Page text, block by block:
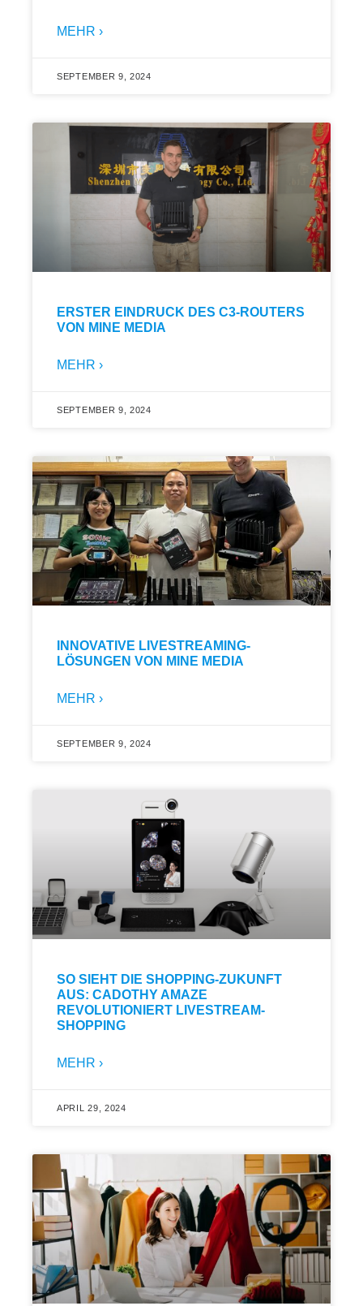
MEHR ›
SEPTEMBER 9, 2024
ERSTER EINDRUCK DES C3-ROUTERS
VON MINE MEDIA
MEHR ›
SEPTEMBER 9, 2024
INNOVATIVE LIVESTREAMING-
LÖSUNGEN VON MINE MEDIA
MEHR ›
SEPTEMBER 9, 2024
SO SIEHT DIE SHOPPING-ZUKUNFT
AUS: CADOTHY AMAZE
REVOLUTIONIERT LIVESTREAM-
SHOPPING
MEHR ›
APRIL 29, 2024